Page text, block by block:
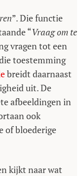
”. Die functie
“Vraag om te
vragen tot een
toestemming
breidt daarnaast
uit. De
afbeeldingen in
ook
of bloederige
kijkt naar wat